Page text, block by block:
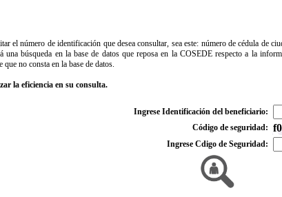
el número de identificación que desea consultar, sea este: número de cédula
una búsqueda en la base de datos que reposa en la COSEDE respecto a la
no consta en la base de datos.
la eficiencia en su consulta.
Ingrese Identificación del beneficiario:
Código de seguridad:
Ingrese Cdigo de Seguridad: